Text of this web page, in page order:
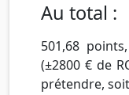
Au total :
501,68
(±2800 € de
prétendre,